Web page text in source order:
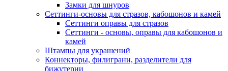
Замки для шнуров
Сеттинги-основы для стразов, кабошонов и камей
Сеттинги оправы для стразов
Сеттинги - основы, оправы для кабошонов и
камей
Штампы для украшений
Коннекторы, филиграни, разделители для
бижутерии